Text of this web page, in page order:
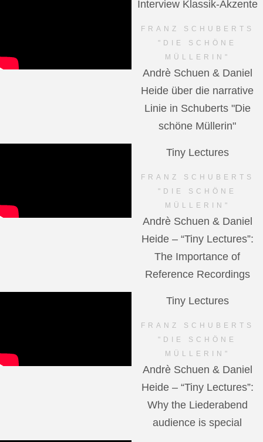
Interview Klassik-Akzente
FRANZ SCHUBERTS
"DIE SCHÖNE
MÜLLERIN"
Andrè Schuen & Daniel
Heide über die narrative
Linie in Schuberts "Die
schöne Müllerin"
Tiny Lectures
FRANZ SCHUBERTS
"DIE SCHÖNE
MÜLLERIN"
Andrè Schuen & Daniel
Heide – “Tiny Lectures”:
The Importance of
Reference Recordings
Tiny Lectures
FRANZ SCHUBERTS
"DIE SCHÖNE
MÜLLERIN"
Andrè Schuen & Daniel
Heide – “Tiny Lectures”:
Why the Liederabend
audience is special